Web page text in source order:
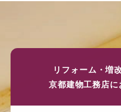
リフォーム・増
京都建物工務店